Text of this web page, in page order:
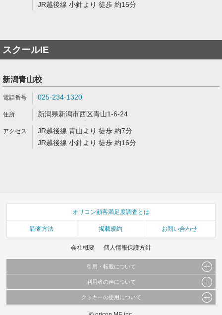
JR越後線 小針より 徒歩 約15分
スクールIE
新潟青山校
025-234-1320
新潟県新潟市西区青山1-6-24
JR越後線 青山より 徒歩 約7分
JR越後線 小針より 徒歩 約16分
オリコン顧客満足度調査とは
調査方法 掲載規約 お問い合わせ
会社概要 個人情報保護方針
引用・転載について
当サイトで公開されている情報（文字、写真、イラスト、画像データ等）及びこれらの配
これらの情報を権利者の許可なく無断転載・複製などの二次利用を行うことは固く禁じて
利用者の声について
当サイトに掲載している内容はすべてサービスの利用者が提出された見解・感想です。
クッキーの使用について